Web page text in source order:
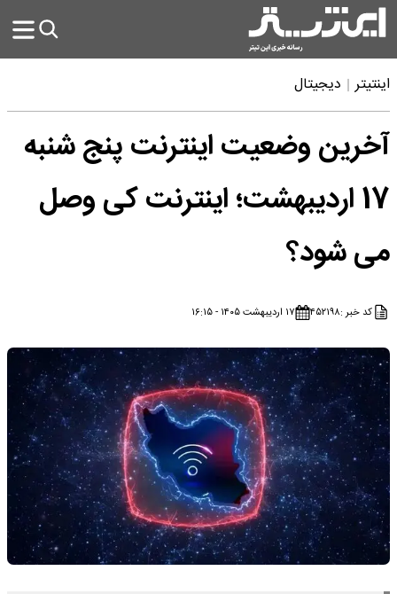
اینتیتر دیجیتال
آخرین وضعیت اینترنت پنج شنبه
17 اردیبهشت؛ اینترنت کی وصل
می شود؟
کد خبر :۴۵۲۱۹۸ ۱۷ اردیبهشت ۱۴۰۵ - ۱۶:۱۵